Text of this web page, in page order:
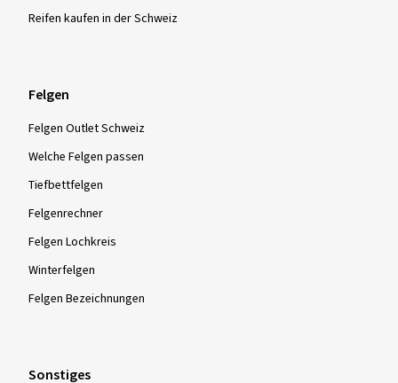
Reifen kaufen in der Schweiz
Felgen
Felgen Outlet Schweiz
Welche Felgen passen
Tiefbettfelgen
Felgenrechner
Felgen Lochkreis
Winterfelgen
Felgen Bezeichnungen
Sonstiges